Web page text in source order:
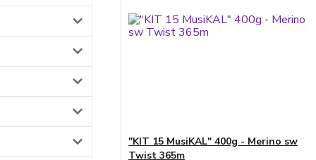
"KIT 15 MusiKAL" 400g - Merino sw
Twist 365m